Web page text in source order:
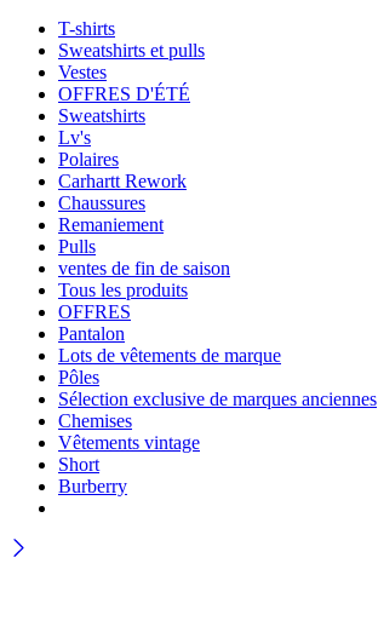
T-shirts
Sweatshirts et pulls
Vestes
OFFRES D'ÉTÉ
Sweatshirts
Lv's
Polaires
Carhartt Rework
Chaussures
Remaniement
Pulls
ventes de fin de saison
Tous les produits
OFFRES
Pantalon
Lots de vêtements de marque
Pôles
Sélection exclusive de marques anciennes
Chemises
Vêtements vintage
Short
Burberry